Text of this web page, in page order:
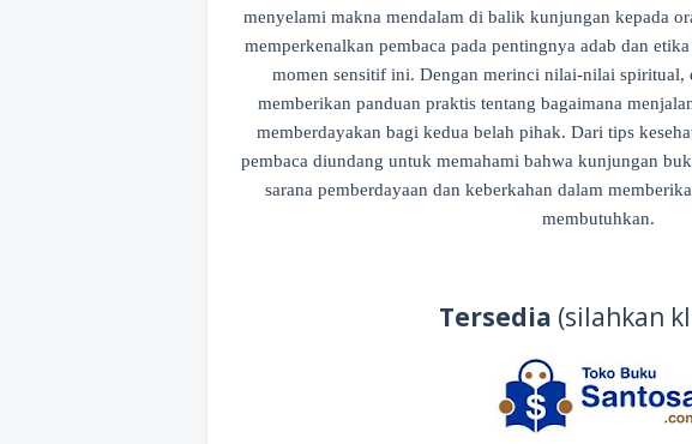
menyelami makna mendalam di balik kunjungan kepada
memperkenalkan pembaca pada pentingnya adab dan
momen sensitif ini. Dengan merinci nilai-nilai spiritual,
memberikan panduan praktis tentang bagaimana
memberdayakan bagi kedua belah pihak. Dari tips
pembaca diundang untuk memahami bahwa kunjungan
sarana pemberdayaan dan keberkahan dalam
membutuhkan.
Tersedia (silahkan